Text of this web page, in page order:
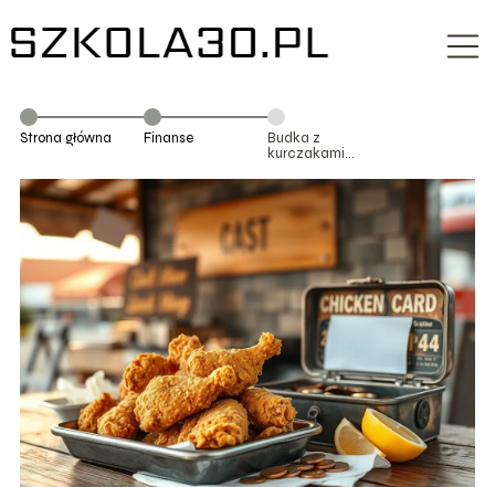
Strona główna Finanse
Budka z
kurczakami
zarobić?